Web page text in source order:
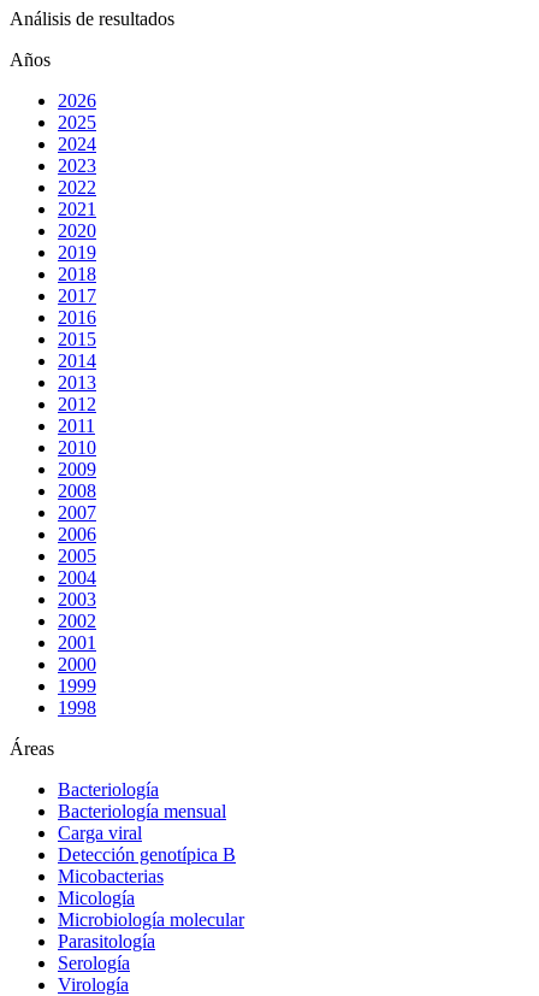
Análisis de resultados
Años
2026
2025
2024
2023
2022
2021
2020
2019
2018
2017
2016
2015
2014
2013
2012
2011
2010
2009
2008
2007
2006
2005
2004
2003
2002
2001
2000
1999
1998
Áreas
Bacteriología
Bacteriología mensual
Carga viral
Detección genotípica B
Micobacterias
Micología
Microbiología molecular
Parasitología
Serología
Virología